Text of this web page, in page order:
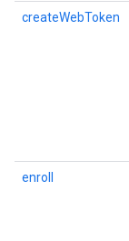
createWebToken
enroll